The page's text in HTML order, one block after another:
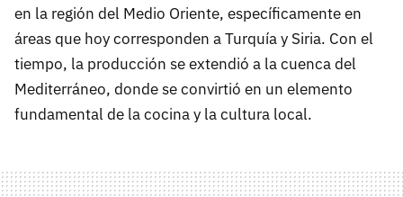
en la región del Medio Oriente, específicamente en
áreas que hoy corresponden a Turquía y Siria. Con el
tiempo, la producción se extendió a la cuenca del
Mediterráneo, donde se convirtió en un elemento
fundamental de la cocina y la cultura local.